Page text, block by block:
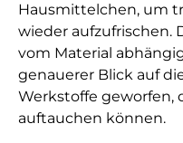
Hausmittelchen, um
wieder aufzufrischen.
vom Material
genauerer Blick auf
Werkstoffe geworfen,
auftauchen können.